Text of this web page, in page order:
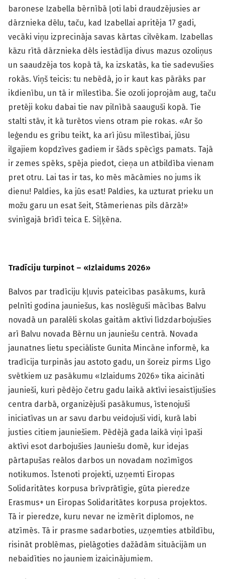
baronese Izabella bērnībā ļoti labi draudzējusies ar
dārznieka dēlu, taču, kad Izabellai apritēja 17 gadi,
vecāki viņu izprecināja savas kārtas cilvēkam. Izabellas
kāzu rītā dārznieka dēls iestādīja divus mazus ozoliņus
un saaudzēja tos kopā tā, ka izskatās, ka tie sadevušies
rokās. Viņš teicis: tu nebēdā, jo ir kaut kas pārāks par
ikdienību, un tā ir mīlestība. Šie ozoli joprojām aug, taču
pretēji koku dabai tie nav pilnībā saauguši kopā. Tie
stalti stāv, it kā turētos viens otram pie rokas. «Ar šo
leģendu es gribu teikt, ka arī jūsu mīlestībai, jūsu
ilgajiem kopdzīves gadiem ir šāds spēcīgs pamats. Tajā
ir zemes spēks, spēja piedot, cieņa un atbildība vienam
pret otru. Lai tas ir tas, ko mēs mācāmies no jums ik
dienu! Paldies, ka jūs esat! Paldies, ka uzturat prieku un
možu garu un esat šeit, Stāmerienas pils dārzā!»
svinīgajā brīdī teica E. Siļķēna.
Tradīciju turpinot – «Izlaidums 2026»
Balvos par tradīciju kļuvis pateicības pasākums, kurā
pelnīti godina jauniešus, kas noslēguši mācības Balvu
novadā un paralēli skolas gaitām aktīvi līdzdarbojušies
arī Balvu novada Bērnu un jauniešu centrā. Novada
jaunatnes lietu speciāliste Gunita Mincāne informē, ka
tradīcija turpinās jau astoto gadu, un šoreiz pirms Līgo
svētkiem uz pasākumu «Izlaidums 2026» tika aicināti
jaunieši, kuri pēdējo četru gadu laikā aktīvi iesaistījušies
centra darbā, organizējuši pasākumus, īstenojuši
iniciatīvas un ar savu darbu veidojuši vidi, kurā labi
justies citiem jauniešiem. Pēdējā gada laikā viņi īpaši
aktīvi esot darbojušies Jauniešu domē, kur idejas
pārtapušas reālos darbos un novadam nozīmīgos
notikumos. Īstenoti projekti, uzņemti Eiropas
Solidaritātes korpusa brīvprātīgie, gūta pieredze
Erasmus+ un Eiropas Solidaritātes korpusa projektos.
Tā ir pieredze, kuru nevar ne izmērīt diplomos, ne
atzīmēs. Tā ir prasme sadarboties, uzņemties atbildību,
risināt problēmas, pielāgoties dažādām situācijām un
nebaidīties no jauniem izaicinājumiem.